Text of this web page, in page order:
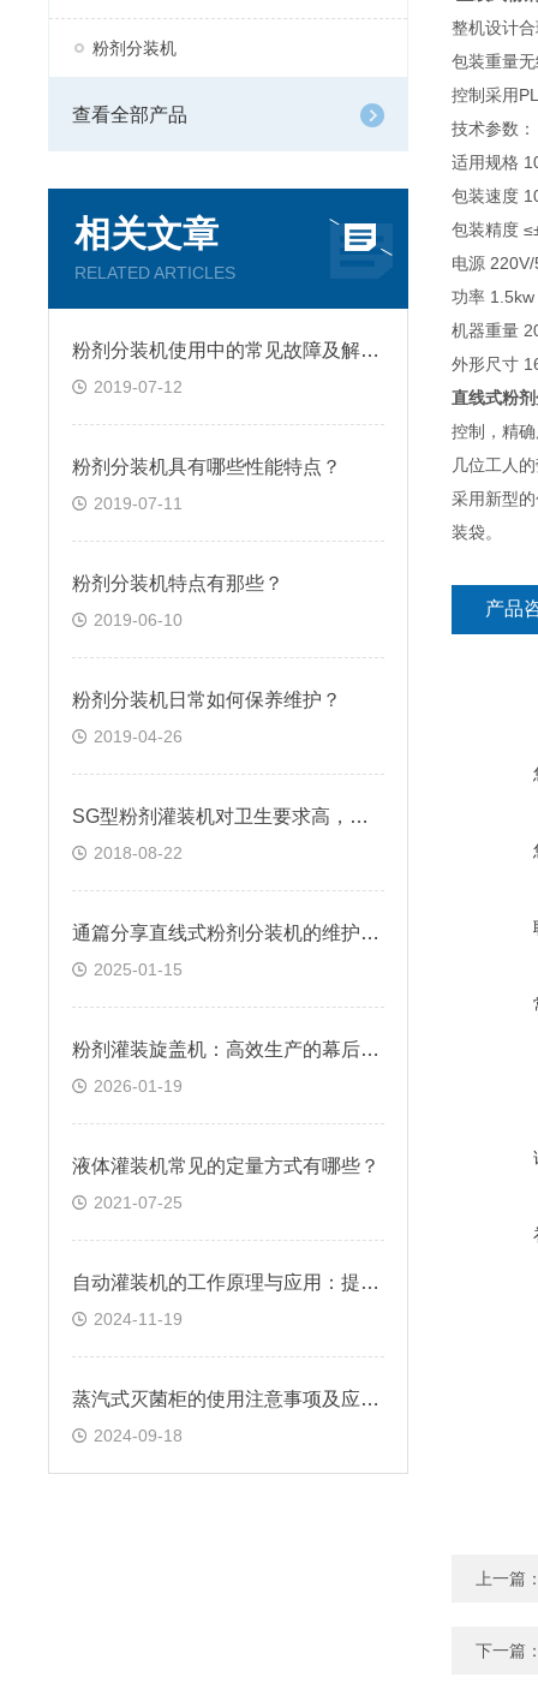
整机设
包装重量
控制采用
适用
包装速
包装精度
电源
功率 1.5kw
机器
外形尺寸
直线式粉
控制，精
几位工人
采用新型
装袋。
产品
上一篇
下一篇
粉剂分装机
查看全部产品
相关文章
RELATED ARTICLES
粉剂分装机使用中的常见故障及解决方法
2019-07-12
粉剂分装机具有哪些性能特点？
2019-07-11
粉剂分装机特点有那些？
2019-06-10
粉剂分装机日常如何保养维护？
2019-04-26
SG型粉剂灌装机对卫生要求高，保养是关键
2018-08-22
通篇分享直线式粉剂分装机的维护与保养方法
2025-01-15
粉剂灌装旋盖机：高效生产的幕后英雄
2026-01-19
液体灌装机常见的定量方式有哪些？
2021-07-25
自动灌装机的工作原理与应用：提升生产效率的关键设备
2024-11-19
蒸汽式灭菌柜的使用注意事项及应用介绍
2024-09-18